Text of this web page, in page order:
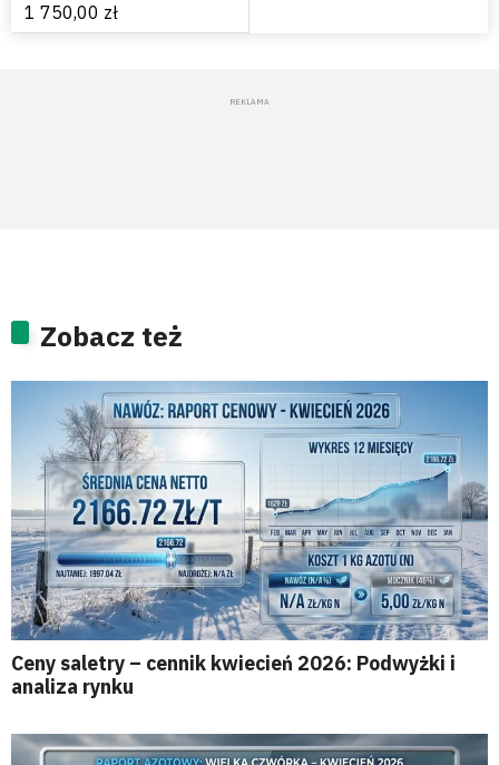
1 750,00 zł
Zobacz też
Ceny saletry – cennik kwiecień 2026: Podwyżki i
analiza rynku